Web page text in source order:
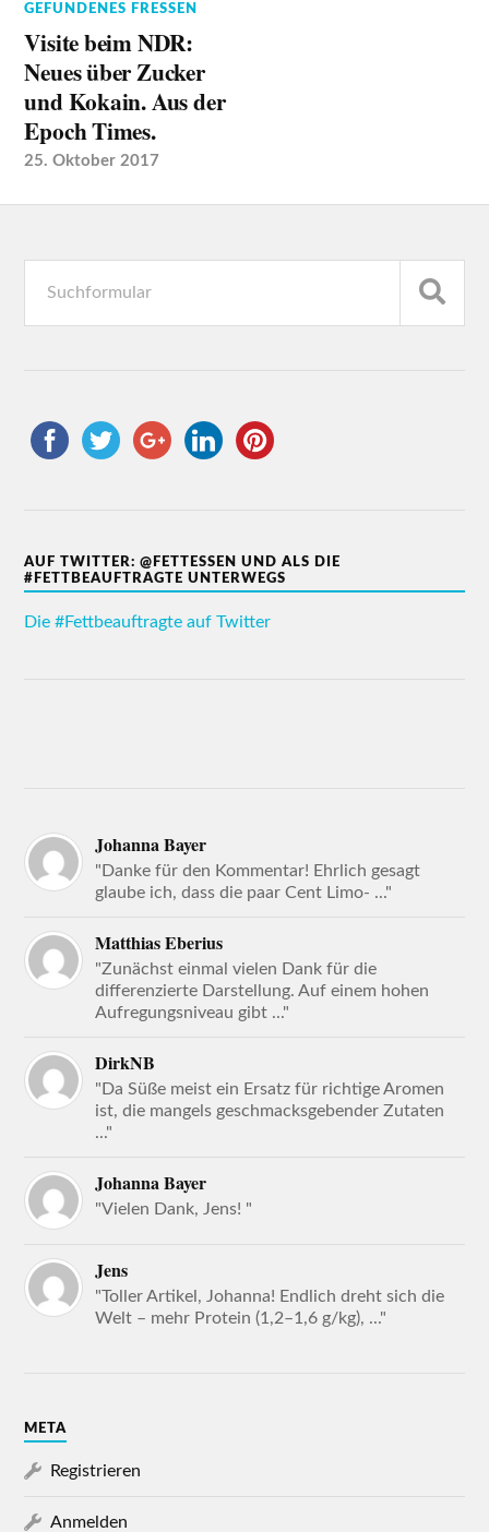
GEFUNDENES FRESSEN
Visite beim NDR:
Neues über Zucker
und Kokain. Aus der
Epoch Times.
25. Oktober 2017
AUF TWITTER: @FETTESSEN UND ALS DIE
#FETTBEAUFTRAGTE UNTERWEGS
Die #Fettbeauftragte auf Twitter
Johanna Bayer
"Danke für den Kommentar! Ehrlich gesagt
glaube ich, dass die paar Cent Limo- ..."
Matthias Eberius
"Zunächst einmal vielen Dank für die
differenzierte Darstellung. Auf einem hohen
Aufregungsniveau gibt ..."
DirkNB
"Da Süße meist ein Ersatz für richtige Aromen
ist, die mangels geschmacksgebender Zutaten
..."
Johanna Bayer
"Vielen Dank, Jens! "
Jens
"Toller Artikel, Johanna! Endlich dreht sich die
Welt – mehr Protein (1,2–1,6 g/kg), ..."
META
Registrieren
Anmelden